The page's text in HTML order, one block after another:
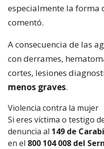
especialmente la forma
comentó.
A consecuencia de las
con derrames,
cortes, lesiones
menos graves.
Violencia contra la mujer
Si eres víctima o testigo
denuncia al 149 de
en el 800 104 008 del